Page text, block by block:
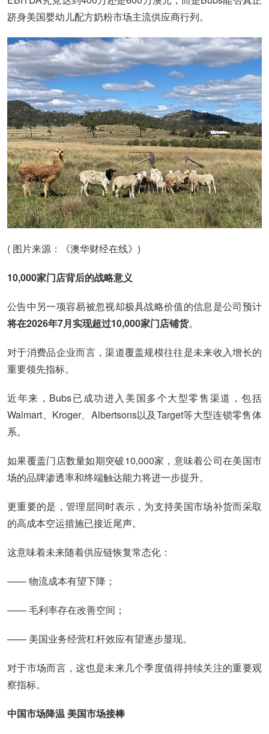
跻身美国婴幼儿配方奶粉市场主流供应商行列。
( 图片来源：《澳华财经在线》)
10,000家门店背后的战略意义
公告中另一项容易被忽视却极具战略价值的信息是公司预计
将在2026年7月实现超过10,000家门店铺货。
对于消费品企业而言，渠道覆盖规模往往是未来收入增长的
重要领先指标。
近年来，Bubs已成功进入美国多个大型零售渠道，包括
Walmart、Kroger、Albertsons以及Target等大型连锁零售体
系。
如果覆盖门店数量如期突破10,000家，意味着公司在美国市
场的品牌渗透率和终端触达能力将进一步提升。
更重要的是，管理层同时表示，为支持美国市场补货而采取
的高成本空运措施已接近尾声。
这意味着未来随着供应链恢复常态化：
—— 物流成本有望下降；
—— 毛利率存在改善空间；
—— 美国业务经营杠杆效应有望逐步显现。
对于市场而言，这也是未来几个季度值得持续关注的重要观
察指标。
中国市场降温 美国市场接棒